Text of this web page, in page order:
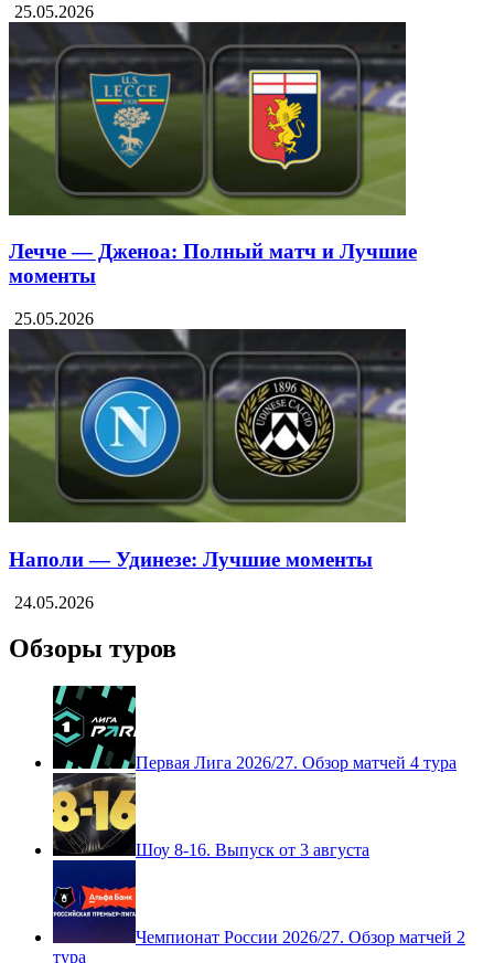
25.05.2026
Лечче — Дженоа: Полный матч и Лучшие
моменты
25.05.2026
Наполи — Удинезе: Лучшие моменты
24.05.2026
Обзоры туров
Первая Лига 2026/27. Обзор матчей 4 тура
Шоу 8-16. Выпуск от 3 августа
Чемпионат России 2026/27. Обзор матчей 2
тура